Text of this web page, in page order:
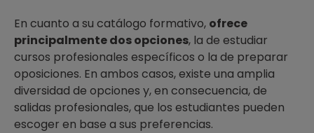
En cuanto a su catálogo formativo, ofrece
principalmente dos opciones, la de estudiar
cursos profesionales específicos o la de preparar
oposiciones. En ambos casos, existe una amplia
diversidad de opciones y, en consecuencia, de
salidas profesionales, que los estudiantes pueden
escoger en base a sus preferencias.